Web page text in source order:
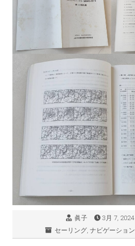
眞子 3月 7, 2024
セーリング, ナビゲーション